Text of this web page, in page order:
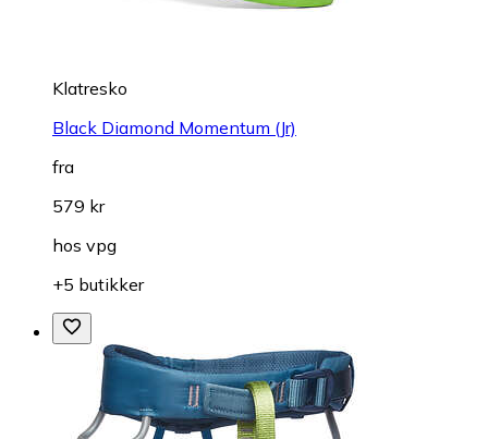
Klatresko
Black Diamond Momentum (Jr)
fra
579 kr
hos vpg
+5 butikker